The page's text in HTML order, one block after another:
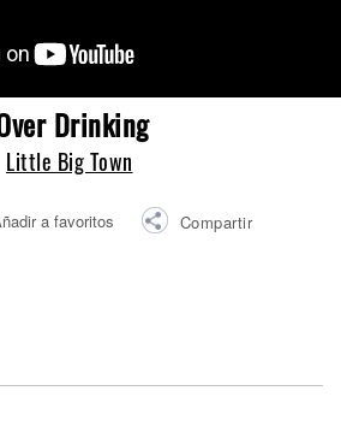
Drinking
Little Big Town
a favoritos Compartir